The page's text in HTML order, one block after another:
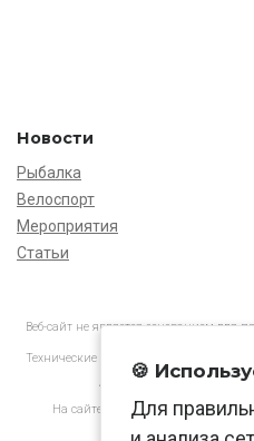
Новости
Рыбалка
Велоспорт
Мероприятия
Статьи
Веб-сайт не является основанием для
Технические характеристики товаров
АО «Нормарк» ИНН
На сайте применяются
🍪
Для